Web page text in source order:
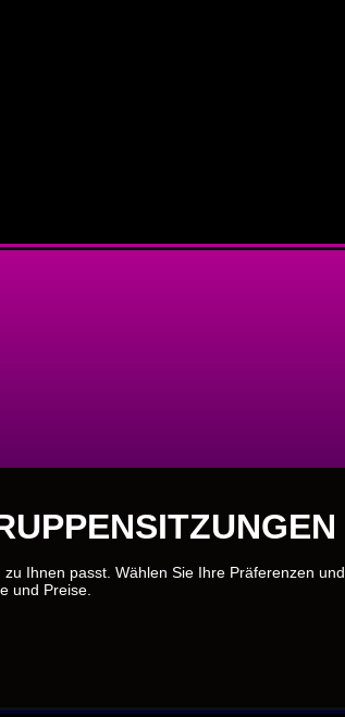
Ihnen passt. Wählen Sie Ihre Präferenzen und
und Preise.